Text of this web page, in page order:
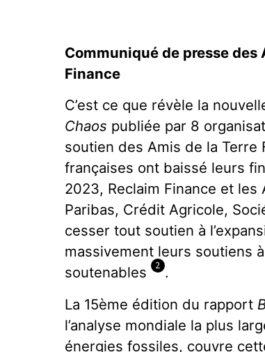
Communiqué de presse des
Finance
C’est ce que révèle la
Chaos publiée par 8
soutien des Amis de la Terre
françaises ont baissé leurs
2023, Reclaim Finance et les
Paribas, Crédit Agricole,
cesser tout soutien à
massivement leurs soutiens
soutenables 2 .
La 15ème édition du rapport
l’analyse mondiale la plus
énergies fossiles, couvre